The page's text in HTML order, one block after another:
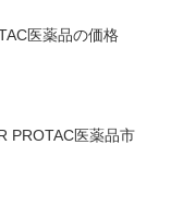
医薬品の価格
PROTAC医薬品市